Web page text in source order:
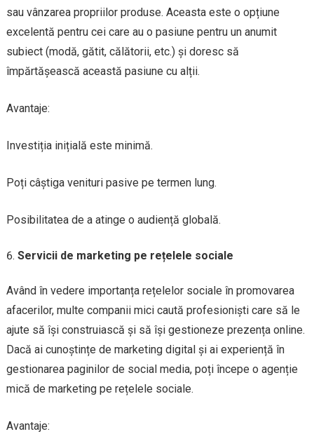
sau vânzarea propriilor produse. Aceasta este o opțiune
excelentă pentru cei care au o pasiune pentru un anumit
subiect (modă, gătit, călătorii, etc.) și doresc să
împărtășească această pasiune cu alții.
Avantaje:
Investiția inițială este minimă.
Poți câștiga venituri pasive pe termen lung.
Posibilitatea de a atinge o audiență globală.
Servicii de marketing pe rețelele sociale
Având în vedere importanța rețelelor sociale în promovarea
afacerilor, multe companii mici caută profesioniști care să le
ajute să își construiască și să își gestioneze prezența online.
Dacă ai cunoștințe de marketing digital și ai experiență în
gestionarea paginilor de social media, poți începe o agenție
mică de marketing pe rețelele sociale.
Avantaje: